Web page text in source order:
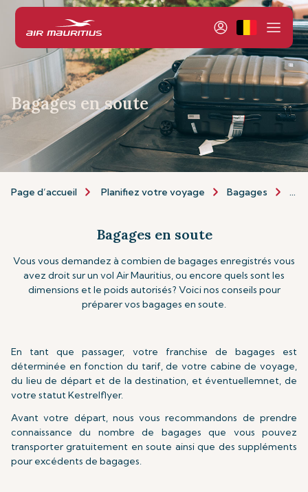
Bagages en soute
Page d’accueil Planifiez votre voyage Bagages
Bagages en soute
Vous vous demandez à combien de bagages enregistrés vous
avez droit sur un vol Air Mauritius, ou encore quels sont les
dimensions et le poids autorisés? Voici nos conseils pour
préparer vos bagages en soute.
En tant que passager, votre franchise de bagages est
déterminée en fonction du tarif, de votre cabine de voyage,
du lieu de départ et de la destination, et éventuellemnet, de
votre statut Kestrelflyer.
Avant votre départ, nous vous recommandons de prendre
connaissance du nombre de bagages que vous pouvez
transporter gratuitement en soute ainsi que des suppléments
pour excédents de bagages.